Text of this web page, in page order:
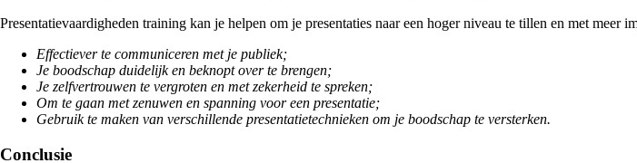
Presentatievaardigheden training kan je helpen om je presentaties naar een hoger niveau te tillen en met meer
Effectiever te communiceren met je publiek;
Je boodschap duidelijk en beknopt over te brengen;
Je zelfvertrouwen te vergroten en met zekerheid te spreken;
Om te gaan met zenuwen en spanning voor een presentatie;
Gebruik te maken van verschillende presentatietechnieken om je boodschap te versterken.
Conclusie